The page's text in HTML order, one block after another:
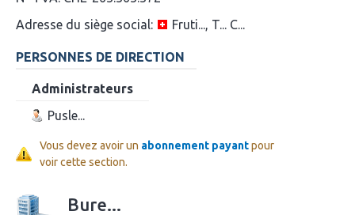
Adresse du siège social:
Fruti..., T... C...
PERSONNES DE DIRECTION
Administrateurs
Pusle...
Vous devez avoir un abonnement payantpour
voir cette section.
Bure...